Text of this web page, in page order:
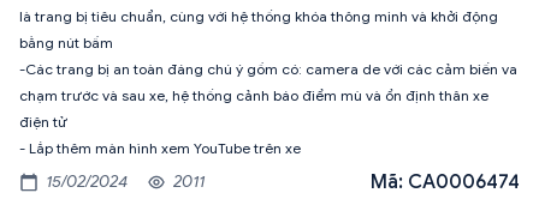
là trang bị tiêu chuẩn, cùng với hệ thống khóa thông minh và khởi động
bằng nút bấm
-Các trang bị an toàn đáng chú ý gồm có: camera de với các cảm biến va
chạm trước và sau xe, hệ thống cảnh báo điểm mù và ổn định thân xe
điện tử
- Lắp thêm màn hình xem YouTube trên xe
15/02/2024 2011 Mã: CA0006474